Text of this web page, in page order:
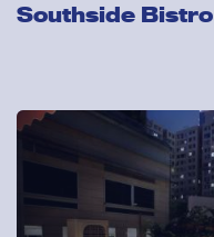
Southside Bistro